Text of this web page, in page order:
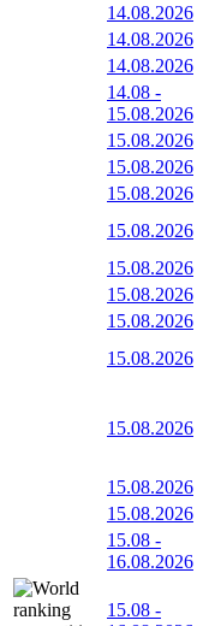
14.08.2026
14.08.2026
14.08.2026
14.08 -
15.08.2026
15.08.2026
15.08.2026
15.08.2026
15.08.2026
15.08.2026
15.08.2026
15.08.2026
15.08.2026
15.08.2026
15.08.2026
15.08.2026
15.08 -
16.08.2026
15.08 -